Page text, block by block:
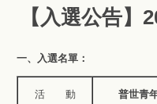
【入選公告
一、入選名單：
活 動 普世青